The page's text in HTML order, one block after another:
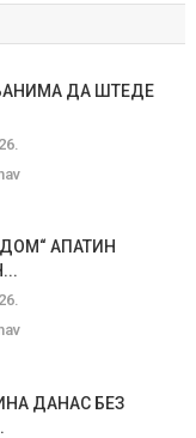
ДА ШТЕДЕ
АПАТИН
ДАНАС БЕЗ